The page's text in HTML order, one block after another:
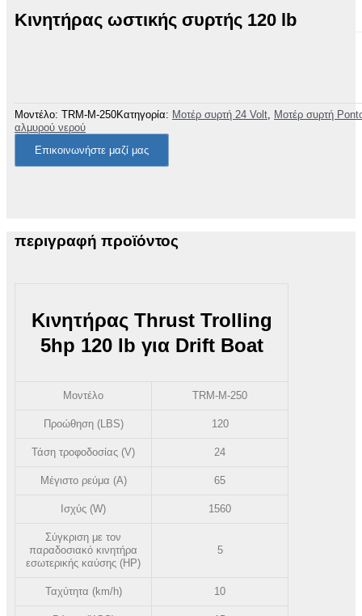
Κινητήρας ωστικής συρτής 120 lb
Μοντέλο: TRM-M-250Κατηγορία: Μοτέρ συρτή 24 Volt, Μοτέρ συρτή
αλμυρού νερού
Επικοινωνήστε μαζί μας
περιγραφή προϊόντος
Κινητήρας Thrust Trolling
5hp 120 lb για Drift Boat
Μοντέλο TRM-M-250
Προώθηση (LBS) 120
Τάση τροφοδοσίας (V) 24
Μέγιστο ρεύμα (A) 65
Ισχύς (W) 1560
Σύγκριση με τον
παραδοσιακό κινητήρα
εσωτερικής καύσης (HP)
5
Ταχύτητα (km/h) 10